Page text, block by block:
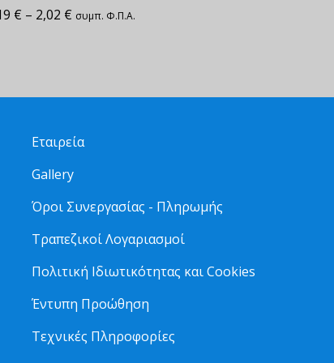
€ – 2,02 € συμπ. Φ.Π.Α.
Εταιρεία
Gallery
Όροι Συνεργασίας - Πληρωμής
Τραπεζικοί Λογαριασμοί
Πολιτική Ιδιωτικότητας και Cookies
Έντυπη Προώθηση
Τεχνικές Πληροφορίες